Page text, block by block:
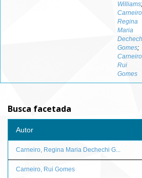
Williams;
Regina
Maria
Gomes;
Rui
Gomes
Busca facetada
Autor
Carneiro, Regina Maria Dechechi G...
Carneiro, Rui Gomes